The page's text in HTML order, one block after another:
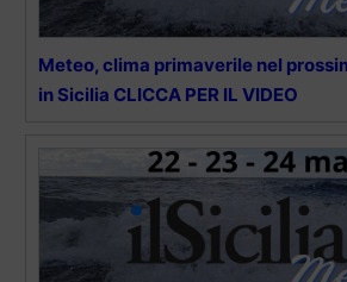
Meteo, clima primaverile nel
in Sicilia CLICCA PER IL VIDEO